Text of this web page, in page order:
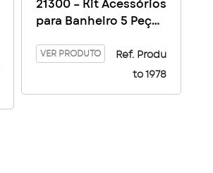
21300 – Kit Acessórios
para Banheiro 5 Peças
VER PRODUTO
Ref. Produ
to 1978